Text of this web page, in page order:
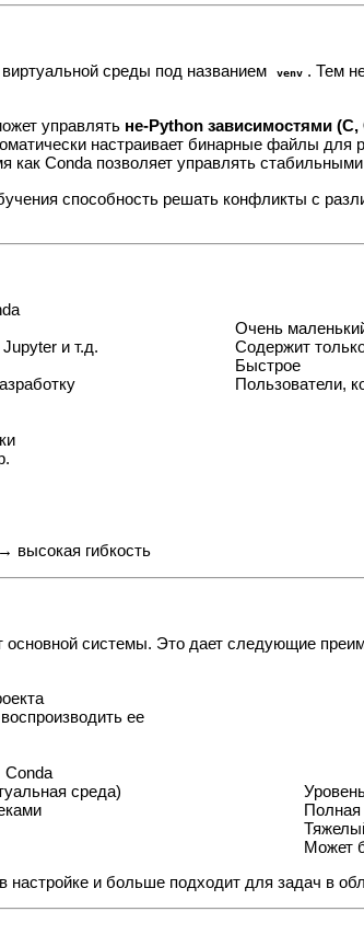
среды под названием venv . Тем
управлять не-Python зависимостями (C,
настраивает бинарные файлы для
как Conda позволяет управлять
способность решать конфликты с
Очень
и т.д.
Содержит
Быстрое
Пользователи,
высокая гибкость
основной системы. Это дает следующие
ее
Conda
среда)
Полная
Может
и больше подходит для задач в